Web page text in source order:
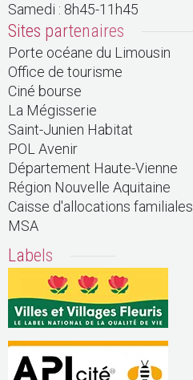
Samedi : 8h45-11h45
Sites partenaires
Porte océane du Limousin
Office de tourisme
Ciné bourse
La Mégisserie
Saint-Junien Habitat
POL Avenir
Département Haute-Vienne
Région Nouvelle Aquitaine
Caisse d'allocations familiales
MSA
Labels